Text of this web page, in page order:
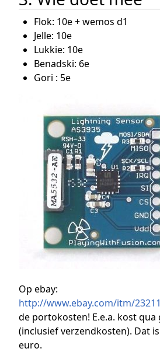
Flok: 10e + wemos d1
Jelle: 10e
Lukkie: 10e
Benadski: 6e
Gori : 5e
Op ebay:
http://www.ebay.com/itm/
de portokosten! E.e.a. kost qua
(inclusief verzendkosten). Dat
euro.